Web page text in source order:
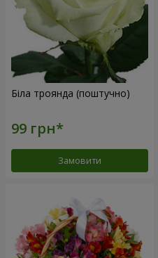
Біла троянда (поштучно)
Замовити